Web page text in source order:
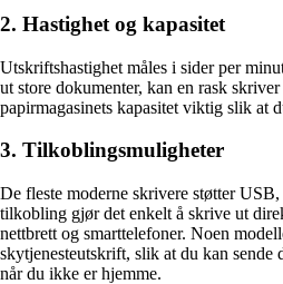
2. Hastighet og kapasitet
Utskriftshastighet måles i sider per
ut store dokumenter, kan en rask
papirmagasinets kapasitet viktig slik at
3. Tilkoblingsmuligheter
De fleste moderne skrivere støtter
tilkobling gjør det enkelt å skrive ut
nettbrett og smarttelefoner. Noen
skytjenesteutskrift, slik at du kan sende
når du ikke er hjemme.